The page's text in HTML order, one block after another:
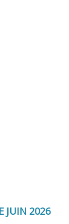
JUIN 2026